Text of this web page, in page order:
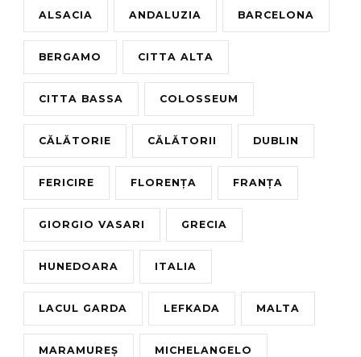
ALSACIA ANDALUZIA BARCELONA
BERGAMO CITTA ALTA
CITTA BASSA COLOSSEUM
CĂLĂTORIE CĂLĂTORII DUBLIN
FERICIRE FLORENȚA FRANȚA
GIORGIO VASARI GRECIA
HUNEDOARA ITALIA
LACUL GARDA LEFKADA MALTA
MARAMUREȘ MICHELANGELO